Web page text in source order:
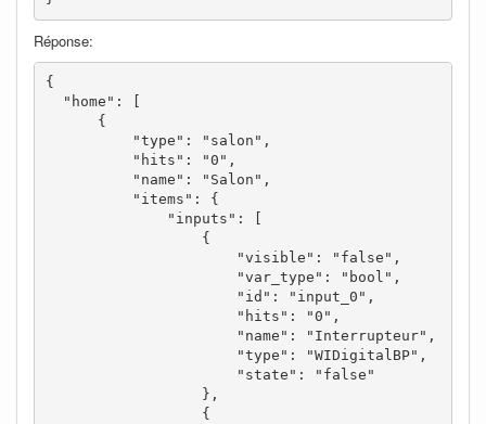
Réponse:
{
  "home": [
      {
          "type": "salon",
          "hits": "0",
          "name": "Salon",
          "items": {
              "inputs": [
                  {
                      "visible": "false",
                      "var_type": "bool",
                      "id": "input_0",
                      "hits": "0",
                      "name": "Interrupteur",
                      "type": "WIDigitalBP",
                      "state": "false"
                  },
                  {